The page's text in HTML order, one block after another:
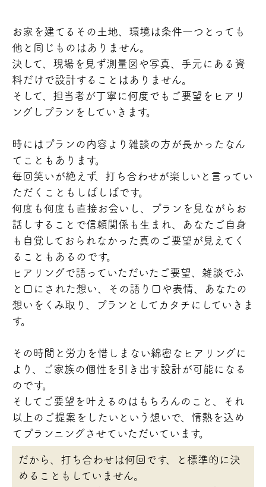
お家を建てるその土地、環境は条件一つとっても
他と同じものはありません。
決して、現場を見ず測量図や写真、手元にある資
料だけで設計することはありません。
そして、担当者が丁寧に何度でもご要望をヒアリ
ングしプランをしていきます。
時にはプランの内容より雑談の方が長かったなん
てこともあります。
毎回笑いが絶えず、打ち合わせが楽しいと言ってい
ただくこともしばしばです。
何度も何度も直接お会いし、プランを見ながらお
話しすることで信頼関係も生まれ、あなたご自身
も自覚しておられなかった真のご要望が見えてく
ることもあるのです。
ヒアリングで語っていただいたご要望、雑談でふ
と口にされた想い、その語り口や表情、あなたの
想いをくみ取り、プランとしてカタチにしていきま
す。
その時間と労力を惜しまない綿密なヒアリングに
より、ご家族の個性を引き出す設計が可能になる
のです。
そしてご要望を叶えるのはもちろんのこと、それ
以上のご提案をしたいという想いで、情熱を込め
てプランニングさせていただいています。
だから、打ち合わせは何回です、と標準的に決
めることもしていません。